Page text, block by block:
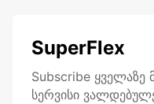
SuperFlex
Subscribe
სერვისი